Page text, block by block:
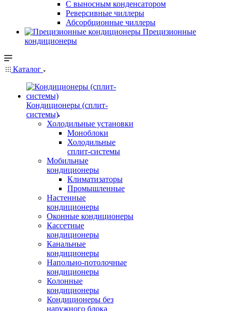
С выносным конденсатором
Реверсивные чиллеры
Абсорбционные чиллеры
Прецизионные
кондиционеры
Каталог
Кондиционеры (сплит-
системы)
Холодильные установки
Моноблоки
Холодильные
сплит-системы
Мобильные
кондиционеры
Климатизаторы
Промышленные
Настенные
кондиционеры
Оконные кондиционеры
Кассетные
кондиционеры
Канальные
кондиционеры
Напольно-потолочные
кондиционеры
Колонные
кондиционеры
Кондиционеры без
наружного блока